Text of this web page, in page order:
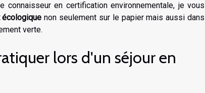
en certification environnementale, je vous
écologique non seulement sur le papier mais aussi dans
verte.
lors d'un séjour en